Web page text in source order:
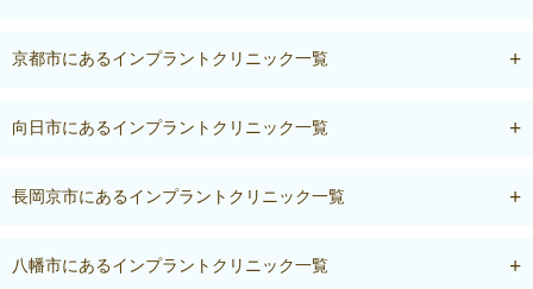
京都市にあるインプラントクリニック一覧
向日市にあるインプラントクリニック一覧
長岡京市にあるインプラントクリニック一覧
八幡市にあるインプラントクリニック一覧